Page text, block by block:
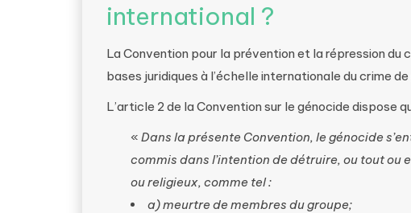
international ?
La Convention pour la prévention et la répression du
bases juridiques à l’échelle internationale du crime
L’article 2 de la Convention sur le génocide dispose
« Dans la présente Convention, le génocide
commis dans l’intention de détruire, ou tout
ou religieux, comme tel :
a) meurtre de membres du groupe;